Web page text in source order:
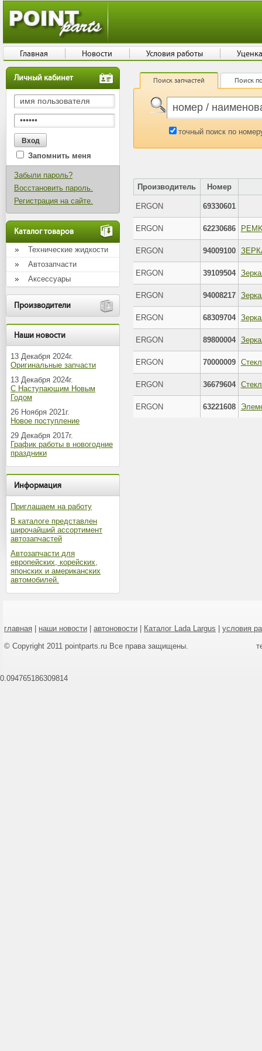
Личный кабинет
Запомнить меня
Забыли пароль?
Восстановить пароль.
Регистрация на сайте.
Каталог товаров
Технические жидкости
Автозапчасти
Аксессуары
Производители
Наши новости
13 Декабря 2024г.
Оригинальные запчасти
13 Декабря 2024г.
С Наступающим Новым
Годом
26 Ноября 2021г.
Новое поступление
29 Декабря 2017г.
График работы в новогодние
праздники
Информация
Приглашаем на работу
В каталоге представлен
широчайший ассортимент
автозапчастей
Автозапчасти для
европейских, корейских,
японских и американских
автомобилей.
Поиск запчастей Поиск
точный поиск по
Производитель Номер
ERGON 69330601
ERGON 62230686
ERGON 94009100
ERGON 39109504
ERGON 94008217
ERGON 68309704
ERGON 89800004
ERGON 70000009
ERGON 36679604
ERGON 63221608
главная наши новости автоновости Каталог Lada Largus
условия
© Copyright 2011 pointparts.ru Все права защищены.
Главная Новости Условия работы
0.094765186309814